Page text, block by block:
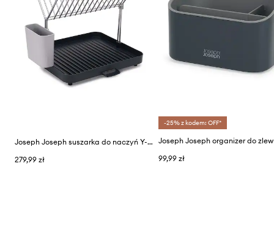
Joseph Joseph suszarka do naczyń Y-RACK™
279,99 zł
-25% z kodem: OFF*
99,99 zł